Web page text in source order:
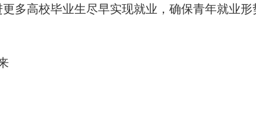
多高校毕业生尽早实现就业，确保青年就业形